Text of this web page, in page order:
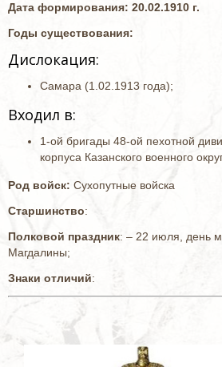
Дата формирования: 20.02.1910 г.
Годы существования:
Дислокация:
Самара (1.02.1913 года);
Входил в:
1-ой бригады 48-ой пехотной
корпуса Казанского военного
Род войск: Сухопутные войска
Старшинство:
Полковой праздник: – 22 июля, день
Магдалины;
Знаки отличий: